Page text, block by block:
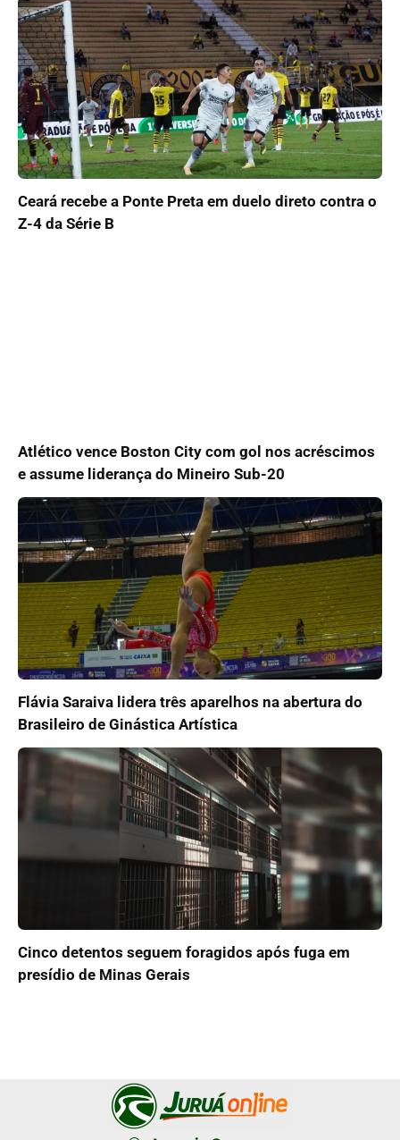
Ceará recebe a Ponte Preta em duelo direto contra o
Z-4 da Série B
Atlético vence Boston City com gol nos acréscimos
e assume liderança do Mineiro Sub-20
Flávia Saraiva lidera três aparelhos na abertura do
Brasileiro de Ginástica Artística
Cinco detentos seguem foragidos após fuga em
presídio de Minas Gerais